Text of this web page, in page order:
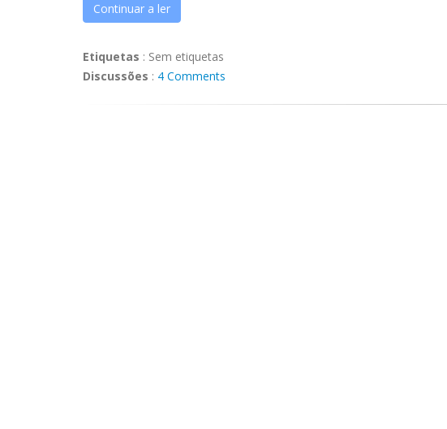
Continuar a ler
Etiquetas : Sem etiquetas
Discussões : 4 Comments